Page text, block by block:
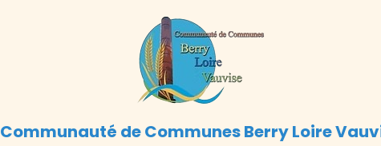
Communauté de Communes Berry Loire